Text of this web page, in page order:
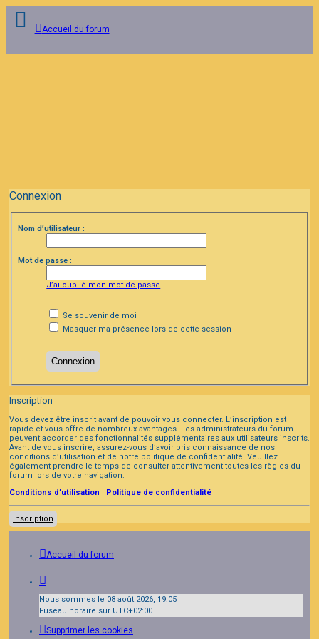
Accueil du forum
Connexion
Nom d’utilisateur :
Mot de passe :
J’ai oublié mon mot de passe
Se souvenir de moi
Masquer ma présence lors de cette session
Inscription
Vous devez être inscrit avant de pouvoir vous connecter. L’inscription est
rapide et vous offre de nombreux avantages. Les administrateurs du forum
peuvent accorder des fonctionnalités supplémentaires aux utilisateurs inscrits.
Avant de vous inscrire, assurez-vous d’avoir pris connaissance de nos
conditions d’utilisation et de notre politique de confidentialité. Veuillez
également prendre le temps de consulter attentivement toutes les règles du
forum lors de votre navigation.
Conditions d’utilisation | Politique de confidentialité
Inscription
Accueil du forum
Nous sommes le 08 août 2026, 19:05
Fuseau horaire sur UTC+02:00
Supprimer les cookies